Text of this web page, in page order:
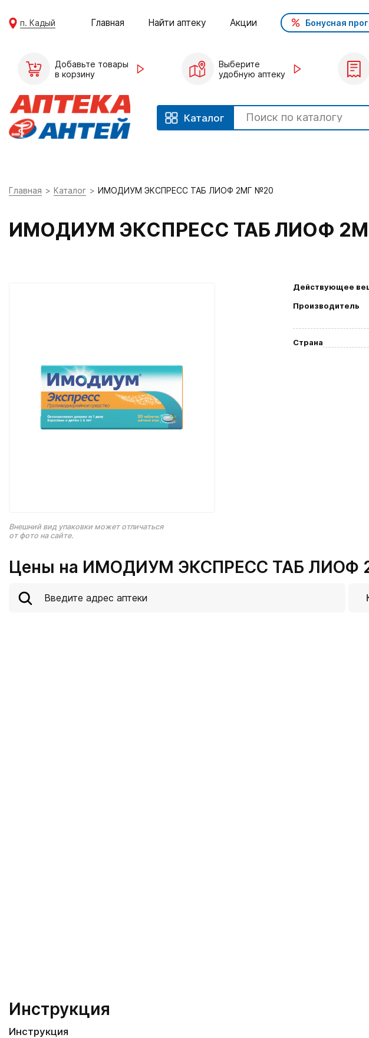
п. Кадый Главная Найти аптеку Акции Бонусная
Добавьте товары
в корзину
Выберите
удобную аптеку
Каталог
Главная Каталог ИМОДИУМ ЭКСПРЕСС ТАБ ЛИОФ 2МГ №20
ИМОДИУМ ЭКСПРЕСС ТАБ ЛИОФ
Внешний вид упаковки может отличаться
от фото на сайте.
Действующее
Производитель
Страна
Цены на ИМОДИУМ ЭКСПРЕСС ТАБ ЛИОФ
Инструкция
Инструкция